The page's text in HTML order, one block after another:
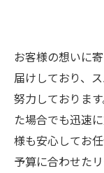
お客様の想いに
届けしており、
努力しておりま
た場合でも迅速
様も安心してお
予算に合わせた